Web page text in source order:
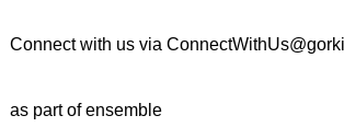
Connect with us via
as part of ensemble